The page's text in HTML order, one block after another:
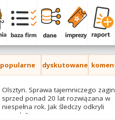
popularne dyskutowane
Olsztyn. Sprawa tajemniczego
sprzed ponad 20 lat rozwiązana w
niespełna rok. Jak śledczy odkryli
prawdę?